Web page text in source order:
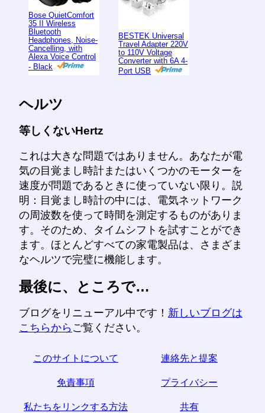
Bose QuietComfort
35 II Wireless
Bluetooth
Headphones, Noise-
Cancelling, with
Alexa Voice Control
- Black
BESTEK Universal
Travel Adapter 220V
to 110V Voltage
Converter with 6A 4-
Port USB
ヘルツ
等しくないHertz
これは大きな問題ではありません。あなたが電
気の目覚まし時計またはいくつかのモーターを
速度が問題であるときに使っていない限り。説
明：目覚まし時計の中には、電気ネットワーク
の周波数を使って時間を測定するものがありま
す。そのため、タイムシフトを試すことができ
ます。ほとんどすべての家電製品は、さまざま
なヘルツで完璧に機能します。
最後に、ところで…
ブログをリニューアル中です！ 新しいブログは
こちらから ご覧ください。
このサイトについて 連絡先と提案
免責事項 プライバシー
私たちをリンクする方法 共有